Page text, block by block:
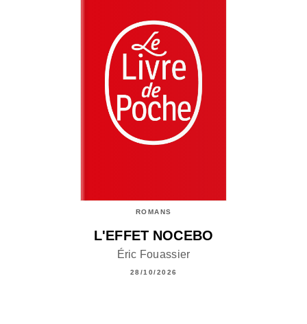
ROMANS
L'EFFET NOCEBO
Éric Fouassier
28/10/2026